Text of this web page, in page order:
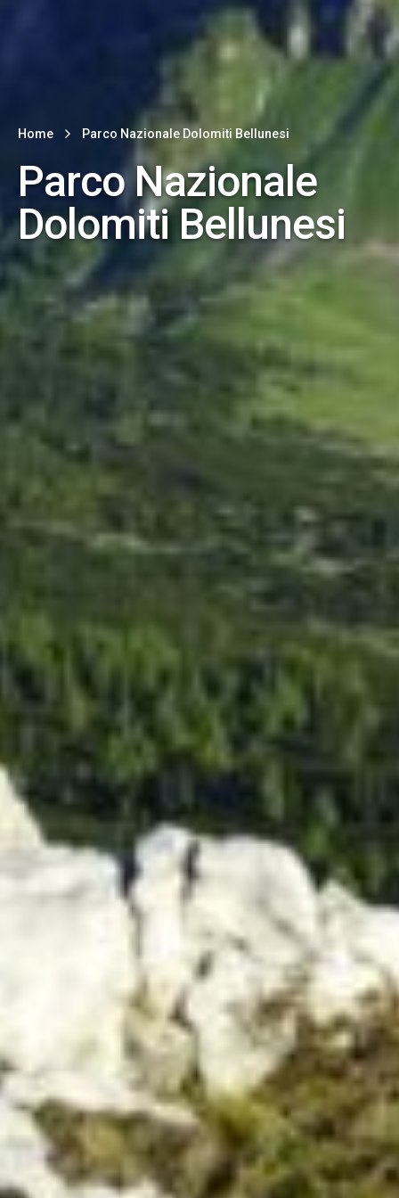
Home Parco Nazionale Dolomiti Bellunesi
Parco Nazionale
Dolomiti Bellunesi